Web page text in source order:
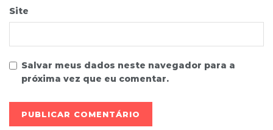
Site
Salvar meus dados neste navegador para a
próxima vez que eu comentar.